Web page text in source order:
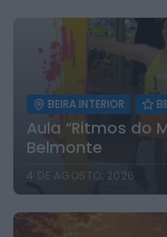
BEIRA INTERIOR
Aula “Ritmos do
Belmonte
4 DE AGOSTO, 2026